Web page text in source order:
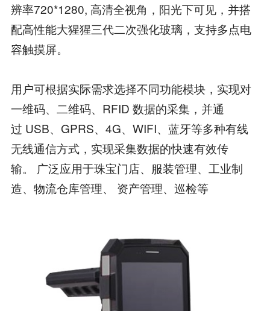
辨率720*1280, 高清全视角，阳光下可见，并搭
配高性能大猩猩三代二次强化玻璃，支持多点电
容触摸屏。
用户可根据实际需求选择不同功能模块，实现对
一维码、二维码、RFID 数据的采集，并通
过 USB、GPRS、4G、WIFI、蓝牙等多种有线
无线通信方式，实现采集数据的快速有效传
输。 广泛应用于珠宝门店、服装管理、工业制
造、物流仓库管理、 资产管理、巡检等